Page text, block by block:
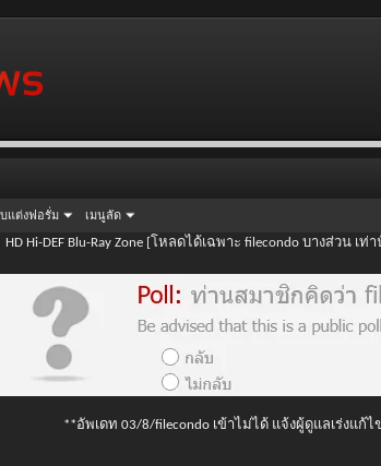
แต่งฟอรั่ม เมนูลัด
HD Hi-DEF Blu-Ray Zone [โหลดได้เฉพาะ filecondo บางส่วน เท่
**อัพเดท 03/8/filecondo เข้าไม่ได้ แจ้งผู้ดูแลเร่งแ